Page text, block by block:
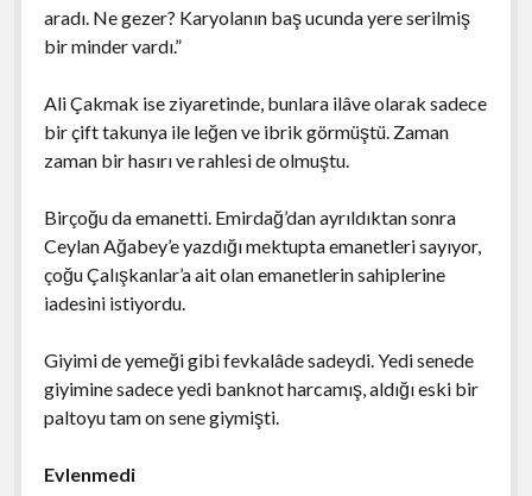
aradı. Ne gezer? Karyolanın baş ucunda yere serilmiş
bir minder vardı.”
Ali Çakmak ise ziyaretinde, bunlara ilâve olarak sadece
bir çift takunya ile leğen ve ibrik görmüştü. Zaman
zaman bir hasırı ve rahlesi de olmuştu.
Birçoğu da emanetti. Emirdağ’dan ayrıldıktan sonra
Ceylan Ağabey’e yazdığı mektupta emanetleri sayıyor,
çoğu Çalışkanlar’a ait olan emanetlerin sahiplerine
iadesini istiyordu.
Giyimi de yemeği gibi fevkalâde sadeydi. Yedi senede
giyimine sadece yedi banknot harcamış, aldığı eski bir
paltoyu tam on sene giymişti.
Evlenmedi